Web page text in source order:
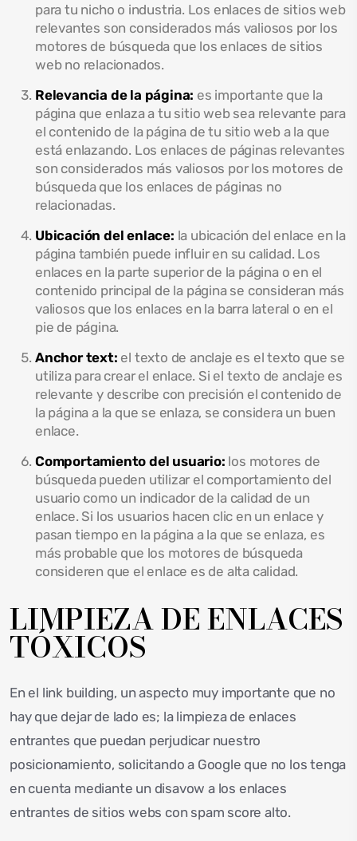
para tu nicho o industria. Los enlaces de sitios web
relevantes son considerados más valiosos por los
motores de búsqueda que los enlaces de sitios
web no relacionados.
Relevancia de la página: es importante que la
página que enlaza a tu sitio web sea relevante para
el contenido de la página de tu sitio web a la que
está enlazando. Los enlaces de páginas relevantes
son considerados más valiosos por los motores de
búsqueda que los enlaces de páginas no
relacionadas.
Ubicación del enlace: la ubicación del enlace en la
página también puede influir en su calidad. Los
enlaces en la parte superior de la página o en el
contenido principal de la página se consideran más
valiosos que los enlaces en la barra lateral o en el
pie de página.
Anchor text: el texto de anclaje es el texto que se
utiliza para crear el enlace. Si el texto de anclaje es
relevante y describe con precisión el contenido de
la página a la que se enlaza, se considera un buen
enlace.
Comportamiento del usuario: los motores de
búsqueda pueden utilizar el comportamiento del
usuario como un indicador de la calidad de un
enlace. Si los usuarios hacen clic en un enlace y
pasan tiempo en la página a la que se enlaza, es
más probable que los motores de búsqueda
consideren que el enlace es de alta calidad.
LIMPIEZA DE ENLACES
TÓXICOS
En el link building, un aspecto muy importante que no
hay que dejar de lado es; la limpieza de enlaces
entrantes que puedan perjudicar nuestro
posicionamiento, solicitando a Google que no los tenga
en cuenta mediante un disavow a los enlaces
entrantes de sitios webs con spam score alto.